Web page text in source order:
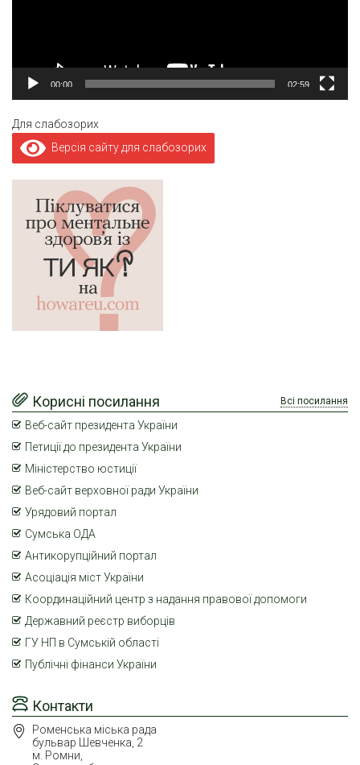
00:00 02:59
Для слабозорих
Версія сайту для слабозорих
Контакти
Роменська міська рада
бульвар Шевченка, 2
м. Ромни,
Корисні посилання Всі посилання
Веб-сайт президента України
Петиції до президента України
Міністерство юстиції
Веб-сайт верховної ради України
Урядовий портал
Сумська ОДА
Антикорупційний портал
Асоціація міст України
Координаційний центр з надання правової допомоги
Державний реєстр виборців
ГУ НП в Сумській області
Публічні фінанси України